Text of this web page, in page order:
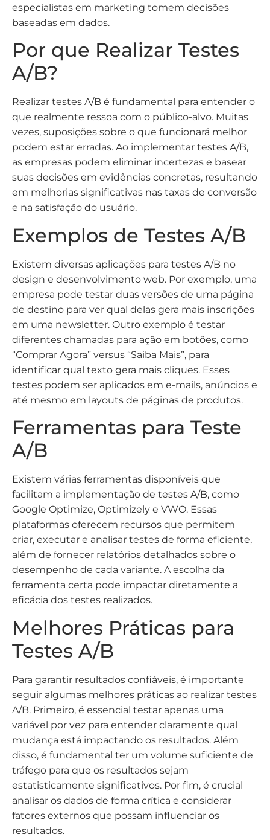
especialistas em marketing tomem decisões
baseadas em dados.
Por que Realizar Testes
A/B?
Realizar testes A/B é fundamental para entender o
que realmente ressoa com o público-alvo. Muitas
vezes, suposições sobre o que funcionará melhor
podem estar erradas. Ao implementar testes A/B,
as empresas podem eliminar incertezas e basear
suas decisões em evidências concretas, resultando
em melhorias significativas nas taxas de conversão
e na satisfação do usuário.
Exemplos de Testes A/B
Existem diversas aplicações para testes A/B no
design e desenvolvimento web. Por exemplo, uma
empresa pode testar duas versões de uma página
de destino para ver qual delas gera mais inscrições
em uma newsletter. Outro exemplo é testar
diferentes chamadas para ação em botões, como
“Comprar Agora” versus “Saiba Mais”, para
identificar qual texto gera mais cliques. Esses
testes podem ser aplicados em e-mails, anúncios e
até mesmo em layouts de páginas de produtos.
Ferramentas para Teste
A/B
Existem várias ferramentas disponíveis que
facilitam a implementação de testes A/B, como
Google Optimize, Optimizely e VWO. Essas
plataformas oferecem recursos que permitem
criar, executar e analisar testes de forma eficiente,
além de fornecer relatórios detalhados sobre o
desempenho de cada variante. A escolha da
ferramenta certa pode impactar diretamente a
eficácia dos testes realizados.
Melhores Práticas para
Testes A/B
Para garantir resultados confiáveis, é importante
seguir algumas melhores práticas ao realizar testes
A/B. Primeiro, é essencial testar apenas uma
variável por vez para entender claramente qual
mudança está impactando os resultados. Além
disso, é fundamental ter um volume suficiente de
tráfego para que os resultados sejam
estatisticamente significativos. Por fim, é crucial
analisar os dados de forma crítica e considerar
fatores externos que possam influenciar os
resultados.